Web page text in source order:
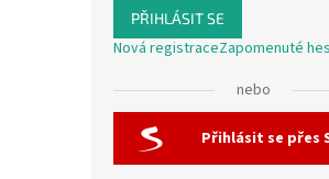
PŘIHLÁSIT SE
Nová registraceZapomenuté
nebo
Přihlásit se přes